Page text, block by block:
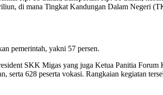
di mana Tingkat Kandungan Dalam Negeri
pemerintah, yakni 57 persen.
SKK Migas yang juga Ketua Panitia Forum
serta 628 peserta vokasi. Rangkaian kegiatan